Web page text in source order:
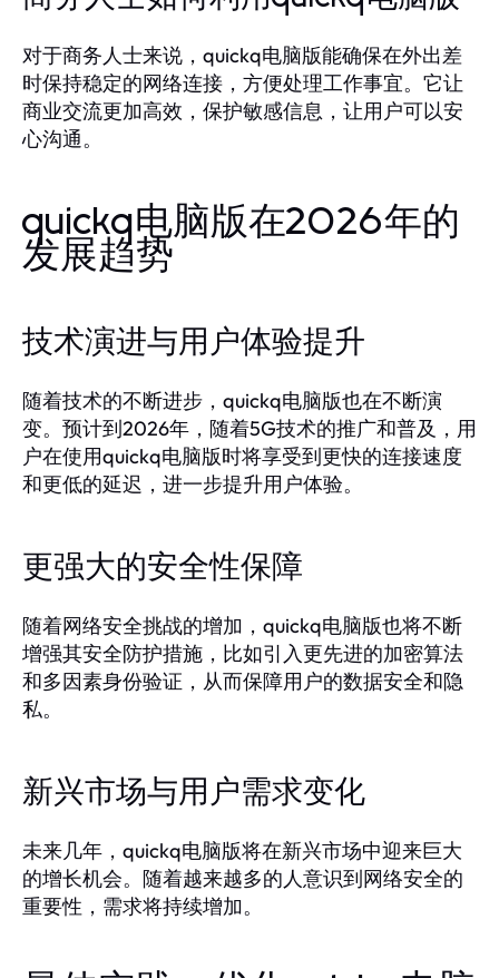
对于商务人士来说，quickq电脑版能确保在外出差
时保持稳定的网络连接，方便处理工作事宜。它让
商业交流更加高效，保护敏感信息，让用户可以安
心沟通。
quickq电脑版在2026年的
发展趋势
技术演进与用户体验提升
随着技术的不断进步，quickq电脑版也在不断演
变。预计到2026年，随着5G技术的推广和普及，用
户在使用quickq电脑版时将享受到更快的连接速度
和更低的延迟，进一步提升用户体验。
更强大的安全性保障
随着网络安全挑战的增加，quickq电脑版也将不断
增强其安全防护措施，比如引入更先进的加密算法
和多因素身份验证，从而保障用户的数据安全和隐
私。
新兴市场与用户需求变化
未来几年，quickq电脑版将在新兴市场中迎来巨大
的增长机会。随着越来越多的人意识到网络安全的
重要性，需求将持续增加。